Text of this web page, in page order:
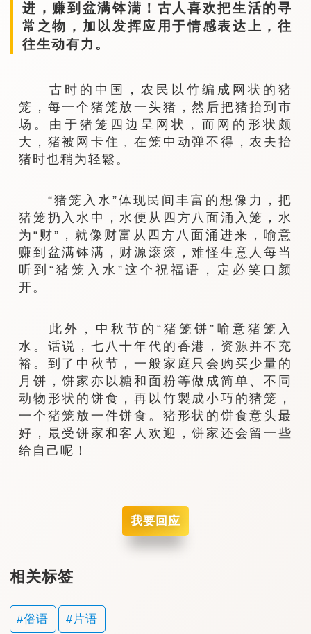
进，赚到盆满钵满！古人喜欢把生活的寻
常之物，加以发挥应用于情感表达上，往
往生动有力。
古时的中国，农民以竹编成网状的猪
笼，每一个猪笼放一头猪，然后把猪抬到市
场。由于猪笼四边呈网状﹐而网的形状颇
大，猪被网卡住﹐在笼中动弹不得，农夫抬
猪时也稍为轻鬆。
“猪笼入水”体现民间丰富的想像力，把
猪笼扔入水中，水便从四方八面涌入笼，水
为“财”，就像财富从四方八面涌进来，喻意
赚到盆满钵满，财源滚滚，难怪生意人每当
听到“猪笼入水”这个祝福语，定必笑口颜
开。
此外，中秋节的“猪笼饼”喻意猪笼入
水。话说，七八十年代的香港，资源并不充
裕。到了中秋节，一般家庭只会购买少量的
月饼，饼家亦以糖和面粉等做成简单、不同
动物形状的饼食，再以竹製成小巧的猪笼，
一个猪笼放一件饼食。猪形状的饼食意头最
好，最受饼家和客人欢迎，饼家还会留一些
给自己呢！
我要回应
相关标签
俗语 片语